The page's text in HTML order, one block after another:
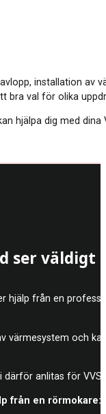
installation av
bra val för olika
hjälpa dig med
ser väldigt
hjälp från en
värmesystem och
anlitas för
från en rörmokare: